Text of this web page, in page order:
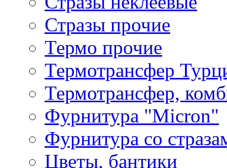
Стразы прочие
Термо прочие
Термотрансфер
Термотрансфер,
Фурнитура "Micron"
Фурнитура со
Цветы, бантики